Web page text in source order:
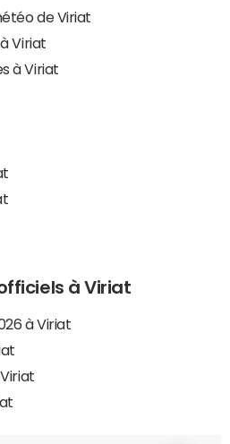
de Viriat
Viriat
à Viriat
à Viriat
à Viriat